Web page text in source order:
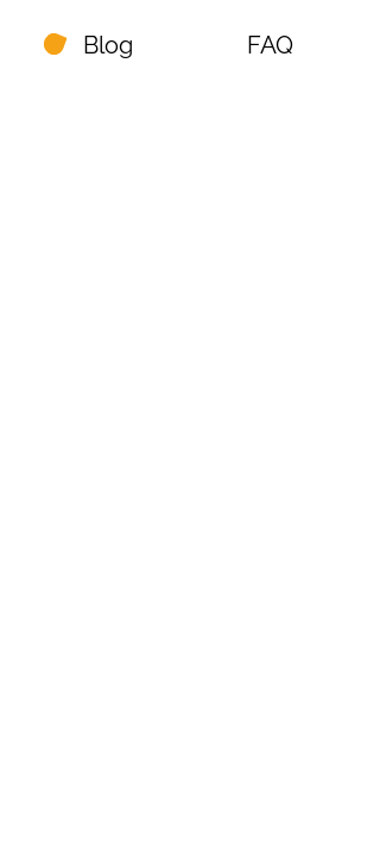
Blog FAQ